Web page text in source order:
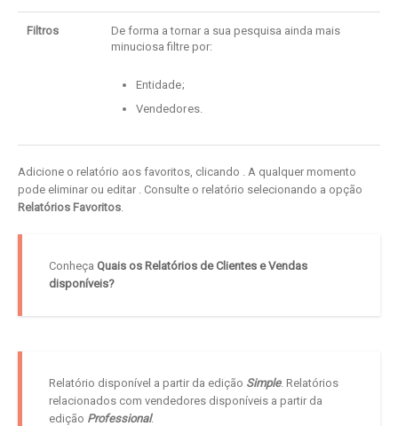
Filtros
De forma a tornar a sua pesquisa ainda mais
minuciosa filtre por:
Entidade;
Vendedores.
Adicione o relatório aos favoritos, clicando . A qualquer momento
pode eliminar ou editar . Consulte o relatório selecionando a opção
Relatórios Favoritos.
Conheça Quais os Relatórios de Clientes e Vendas
disponíveis?
Relatório disponível a partir da edição Simple. Relatórios
relacionados com vendedores disponíveis a partir da
edição Professional.